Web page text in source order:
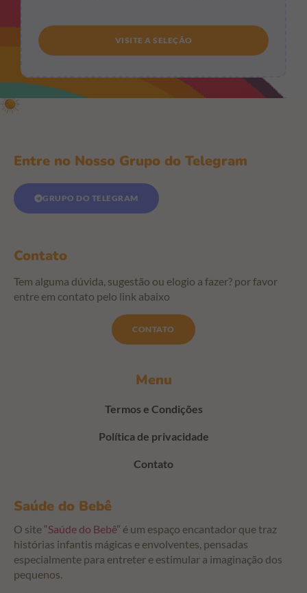
VISITE A SELEÇÃO
Saúde do Bebê
O site “Saúde do Bebê” é um espaço encantador que traz
histórias infantis mágicas e envolventes, pensadas
especialmente para entreter e estimular a imaginação dos
pequenos.
Menu
Termos e Condições
Política de privacidade
Contato
Entre no Nosso Grupo do Telegram
GRUPO DO TELEGRAM
Contato
Tem alguma dúvida, sugestão ou elogio a fazer? por favor
entre em contato pelo link abaixo
CONTATO